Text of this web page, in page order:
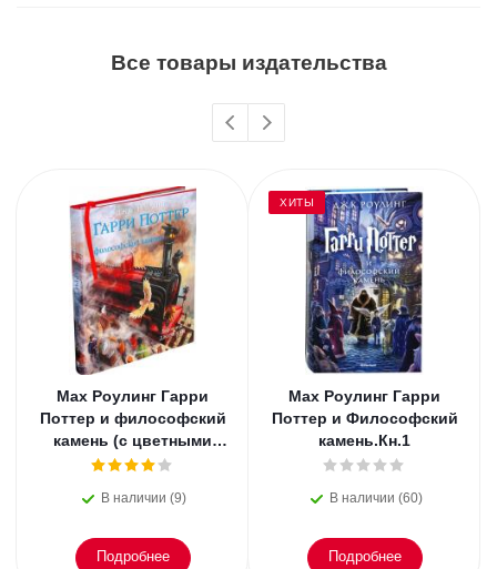
Все товары издательства
Мах Роулинг Гарри
Поттер и философский
камень (с цветными
иллюстрациями).Кн.1
В наличии (9)
Подробнее
ХИТЫ
Мах Роулинг Гарри
Поттер и Философский
камень.Кн.1
В наличии (60)
Подробнее